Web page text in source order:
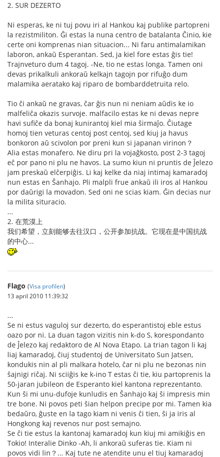
2. SUR DEZERTO
Ni esperas, ke ni tuj povu iri al Hankou kaj publike partopreni
la rezistmiliton. Ĝi estas la nuna centro de batalanta Ĉinio, kie
certe oni komprenas nian situacion... Ni faru antimalamikan
laboron, ankaŭ Esperantan. Sed, ja kiel fore estas ĝis tie!
Trajnveturo dum 4 tagoj. -Ne, tio ne estas longa. Tamen oni
devas prikalkuli ankoraŭ kelkajn tagojn por rifuĝo dum
malamika aeratako kaj riparo de bombarddetruita relo.
Tio ĉi ankaŭ ne gravas, ĉar ĝis nun ni neniam aŭdis ke io
malfeliĉa okazis survoje. malfacilo estas ke ni devas nepre
havi sufiĉe da bonaj kunirantoj kiel mia ŝirmaĵo. Ĉiutage
homoj tien veturas centoj post centoj, sed kiuj ja havus
bonkoron aŭ scivolon por preni kun si japanan virinon？
Alia estas monafero. Ne diru pri la vojaĝkosto, post 2-3 tagoj
eĉ por pano ni plu ne havos. La sumo kiun ni pruntis de Ĵelezo
jam preskaŭ elĉerpiĝis. Li kaj kelke da niaj intimaj kamaradoj
nun estas en Ŝanhajo. Pli malpli frue ankaŭ ili iros al Hankou
por daŭrigi la movadon. Sed oni ne scias kiam. Ĝin decias nur
la milita situracio.
...
2. 在荒漠上
我们希望，立刻能够去往汉口，公开参加抗战。它现在是中国抗战
的中心...
Flago (Visa profilen)
13 april 2010 11:39:32
...
Se ni estus vaguloj sur dezerto, do esperantistoj eble estus
oazo por ni. La duan tagon vizitis nin k-do S, korespondanto
de Ĵelezo kaj redaktoro de Al Nova Etapo. La trian tagon li kaj
liaj kamaradoj, ĉiuj studentoj de Universitato Sun Jatsen,
kondukis nin al pli malkara hotelo, ĉar ni plu ne bezonas nin
ŝajnigi riĉaj. Ni sciiĝis ke k-ino T estas ĉi tie, kiu partoprenis la
50-jaran jubileon de Esperanto kiel kantona reprezentanto.
Kun ŝi mi unu-dufoje kunludis en Ŝanhajo kaj ŝi impresis min
tre bone. Ni povos peti ŝian helpon precipe por mi. Tamen kia
bedaŭro, ĝuste en la tago kiam ni venis ĉi tien, ŝi ja iris al
Hongkong kaj revenos nur post semajno.
Se ĉi tie estus la kantonaj kamaradoj kun kiuj mi amikiĝis en
Tokio! Interalie Dinko -Ah, li ankoraŭ suferas tie. Kiam ni
povos vidi lin？... Kaj tute ne atendite unu el tiuj kamaradoj